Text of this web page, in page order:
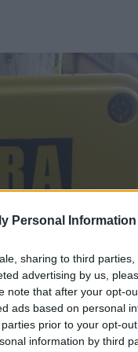
Personal Information
sharing to third
advertising by us,
note that after your opt-
ads based on personal
prior to your opt-
information by third